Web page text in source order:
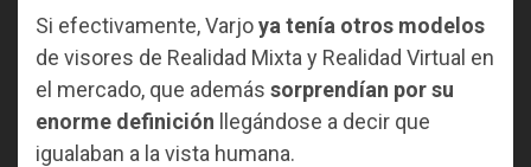
Si efectivamente, Varjoya tenía otros modelos
de visores de Realidad Mixta y Realidad Virtual en
el mercado, que además sorprendían por su
enorme definición llegándose a decir que
igualaban a la vista humana.